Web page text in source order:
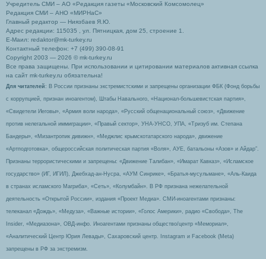
Учредитель СМИ – АО «Редакция газеты «Московский Комсомолец»
Редакция СМИ – АНО «МИРНаС»
Главный редактор — Ниязбаев Я.Ю.
Адрес редакции: 115035 , ул. Пятницкая, дом 25, строение 1.
Е-Маил: redaktor@mk-turkey.ru
Контактный телефон: +7 (499) 390-08-91
Copyright 2003 — 2026 © mk-turkey.ru
Все права защищены. При использовании и цитировании материалов активная ссылка
на сайт mk-turkey.ru обязательна!
Для читателей : В России признаны экстремистскими и запрещены организации ФБК (Фонд борьбы
с коррупцией, признан иноагентом), Штабы Навального, «Национал-большевистская партия»,
«Свидетели Иеговы», «Армия воли народа», «Русский общенациональный союз», «Движение
против нелегальной иммиграции», «Правый сектор», УНА-УНСО, УПА, «Тризуб им. Степана
Бандеры», «Мизантропик дивижн», «Меджлис крымскотатарского народа», движение
«Артподготовка», общероссийская политическая партия «Воля», АУЕ, батальоны «Азов» и Айдар″.
Признаны террористическими и запрещены: «Движение Талибан», «Имарат Кавказ», «Исламское
государство» (ИГ, ИГИЛ), Джебхад-ан-Нусра, «АУМ Синрике», «Братья-мусульмане», «Аль-Каида
в странах исламского Магриба», «Сеть», «Колумбайн». В РФ признана нежелательной
деятельность «Открытой России», издания «Проект Медиа». СМИ-иноагентами признаны:
телеканал «Дождь», «Медуза», «Важные истории», «Голос Америки», радио «Свобода», The
Insider, «Медиазона», ОВД-инфо. Иноагентами признаны общество/центр «Мемориал»,
«Аналитический Центр Юрия Левады», Сахаровский центр. Instagram и Facebook (Metа)
запрещены в РФ за экстремизм.